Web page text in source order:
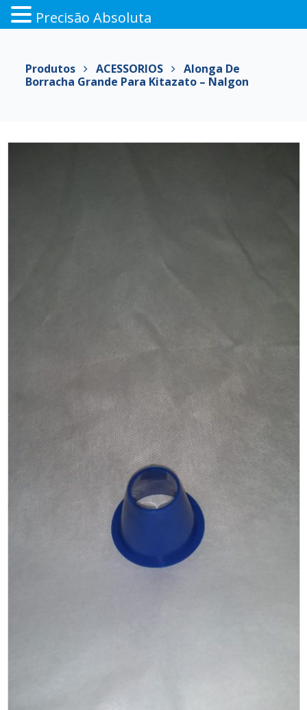
conteúdo
Produtos ACESSORIOS
Alonga De
Borracha Grande Para Kitazato – Nalgon
Precisão Absoluta